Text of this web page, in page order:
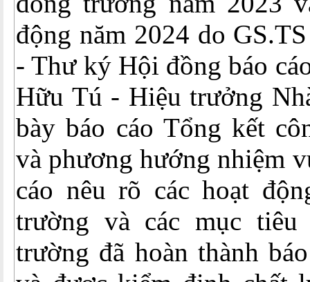
động năm 2024 do
- Thư ký Hội đồng báo
Hữu Tú - Hiệu trưởng
bày báo cáo Tổng kết
và phương hướng nhiệm
cáo nêu rõ các hoạt
trường và các mục tiêu
trường đã hoàn thành